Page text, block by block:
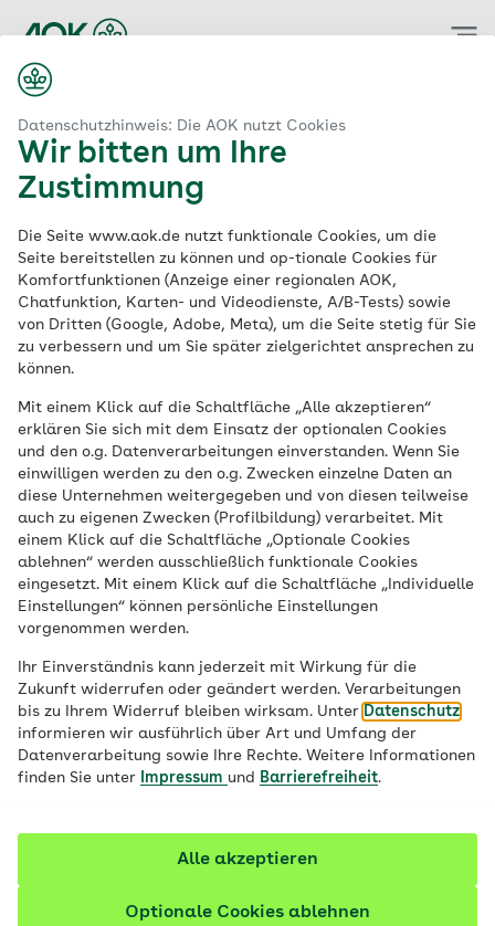
Datenschutzhinweis: Die AOK nutzt Cookies
Wir bitten um Ihre
Zustimmung
Die Seite www.aok.de nutzt funktionale Cookies, um die
Seite bereitstellen zu können und op-tionale Cookies für
Komfortfunktionen (Anzeige einer regionalen AOK,
Chatfunktion, Karten- und Videodienste, A/B-Tests) sowie
von Dritten (Google, Adobe, Meta), um die Seite stetig für Sie
zu verbessern und um Sie später zielgerichtet ansprechen zu
können.
Mit einem Klick auf die Schaltfläche „Alle akzeptieren“
erklären Sie sich mit dem Einsatz der optionalen Cookies
und den o.g. Datenverarbeitungen einverstanden. Wenn Sie
einwilligen werden zu den o.g. Zwecken einzelne Daten an
diese Unternehmen weitergegeben und von diesen teilweise
auch zu eigenen Zwecken (Profilbildung) verarbeitet. Mit
einem Klick auf die Schaltfläche „Optionale Cookies
ablehnen“ werden ausschließlich funktionale Cookies
eingesetzt. Mit einem Klick auf die Schaltfläche „Individuelle
Einstellungen“ können persönliche Einstellungen
vorgenommen werden.
Ihr Einverständnis kann jederzeit mit Wirkung für die
Zukunft widerrufen oder geändert werden. Verarbeitungen
bis zu Ihrem Widerruf bleiben wirksam. Unter Datenschutz
informieren wir ausführlich über Art und Umfang der
Datenverarbeitung sowie Ihre Rechte. Weitere Informationen
finden Sie unter
Impressum und Barrierefreiheit.
Optionale Cookies ablehnen
Alle akzeptieren
Zum
Hauptinhalt
springen
Zuckerkompass
Über dieses Angebot